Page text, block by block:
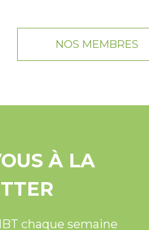
NOS MEMBRES
À LA
chaque semaine